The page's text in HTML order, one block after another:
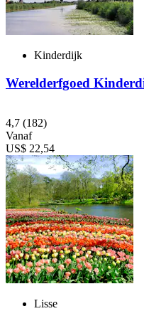
Kinderdijk
Werelderfgoed
4,7 (182)
Vanaf
US$ 22,54
Lisse